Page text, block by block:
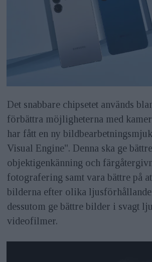
Det snabbare chipsetet används
förbättra möjligheterna med
har fått en ny
Visual Engine". Denna ska ge bättre
objektigenkänning och
fotografering samt vara bättre på
bilderna efter olika
dessutom ge bättre bilder i svagt
videofilmer.